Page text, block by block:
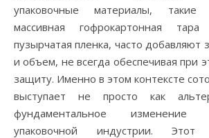
упаковочные материалы, такие
массивная гофрокартонная
пузырчатая пленка, часто добавляют
и объем, не всегда обеспечивая при
защиту. Именно в этом контексте
выступает не просто как
фундаментальное
упаковочной индустрии. Этот